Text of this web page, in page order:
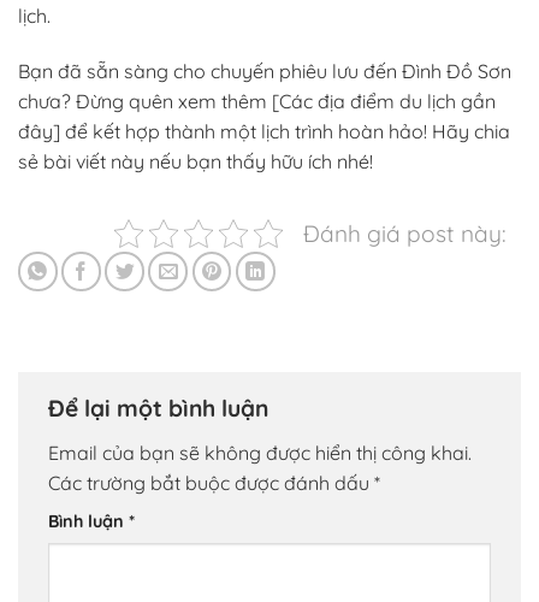
lịch.
Bạn đã sẵn sàng cho chuyến phiêu lưu đến Đình Đồ Sơn
chưa? Đừng quên xem thêm [Các địa điểm du lịch gần
đây] để kết hợp thành một lịch trình hoàn hảo! Hãy chia
sẻ bài viết này nếu bạn thấy hữu ích nhé!
Đánh giá post này:
Để lại một bình luận
Email của bạn sẽ không được hiển thị công khai.
Các trường bắt buộc được đánh dấu *
Bình luận *